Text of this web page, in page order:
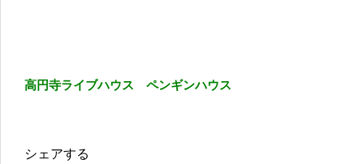
高円寺ライブハウス ペンギンハウス
シェアする